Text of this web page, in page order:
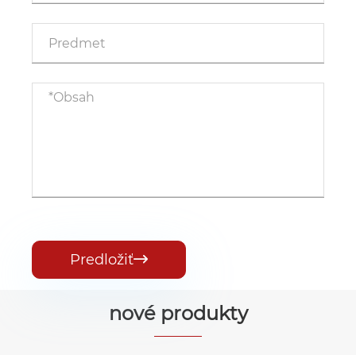
Predložiť
nové produkty